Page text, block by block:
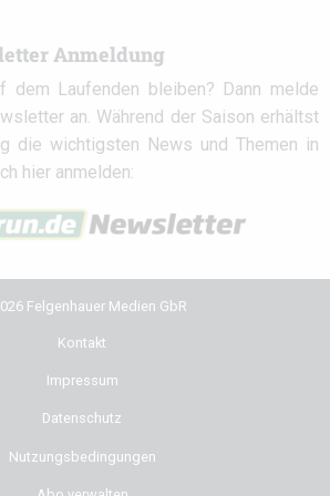
Anmeldung
dem Laufenden bleiben? Dann melde
an. Während der Saison erhältst
die wichtigsten News und Themen in
hier anmelden:
Felgenhauer Medien GbR
Kontakt
Impressum
Datenschutz
Nutzungsbedingungen